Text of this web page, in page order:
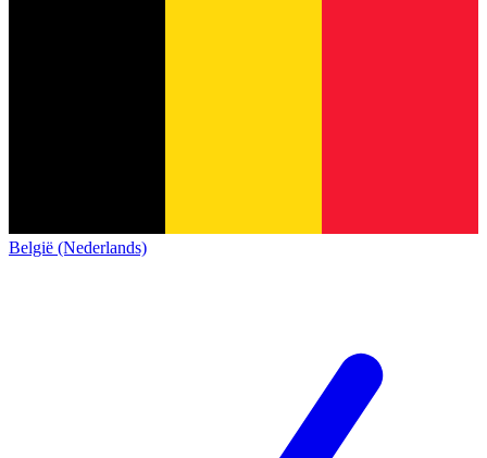
België (Nederlands)